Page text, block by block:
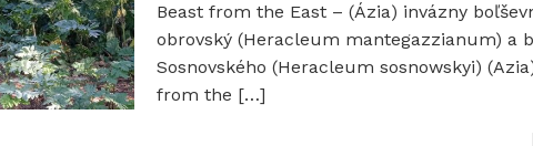
Beast from the East – (Ázia) invázny
obrovský (Heracleum mantegazzianum) a
Sosnovského (Heracleum sosnowskyi)
from the […]